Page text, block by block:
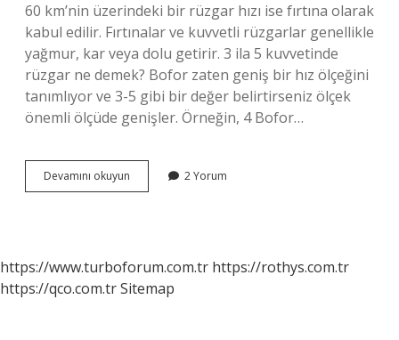
60 km’nin üzerindeki bir rüzgar hızı ise fırtına olarak
kabul edilir. Fırtınalar ve kuvvetli rüzgarlar genellikle
yağmur, kar veya dolu getirir. 3 ila 5 kuvvetinde
rüzgar ne demek? Bofor zaten geniş bir hız ölçeğini
tanımlıyor ve 3-5 gibi bir değer belirtirseniz ölçek
önemli ölçüde genişler. Örneğin, 4 Bofor…
Devamını okuyun
Kuvvetli
2 Yorum
https://www.turboforum.com.tr https://rothys.com.tr
https://qco.com.trSitemap